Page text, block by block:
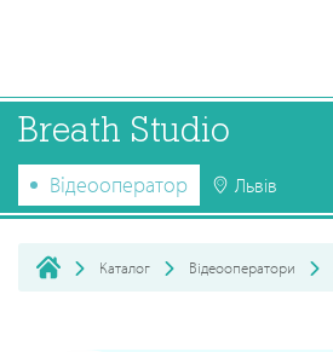
Breath Studio
Відеооператор Львів
Каталог Відеооператори